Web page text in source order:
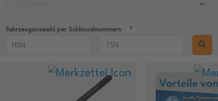
Fahrzeugauswahl per Schlüsselnummern